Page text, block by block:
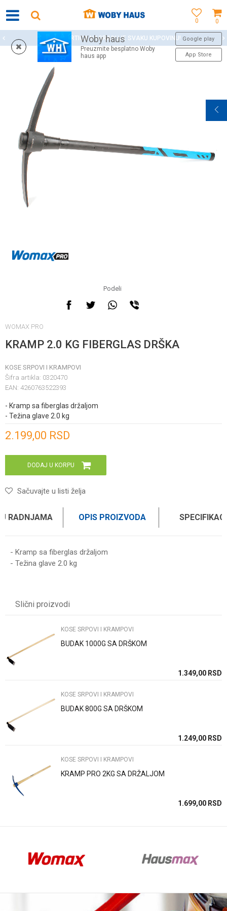
0
0
Woby haus
Preuzmite besplatno Woby
haus app
Google play
App Store
WOBY KARTICA NAGRAĐUJE SVAKU KUPOVINU!
Podeli
WOMAX PRO
KRAMP 2.0 KG FIBERGLAS DRŠKA
KOSE SRPOVI I KRAMPOVI
Šifra artikla: 0320470
EAN: 4260763522393
- Kramp sa fiberglas držaljom
- Težina glave 2.0 kg
2.199,00 RSD
DODAJ U KORPU
Sačuvajte u listi želja
RADNJAMA OPIS PROIZVODA
- Kramp sa fiberglas držaljom
- Težina glave 2.0 kg
Poruka
Anti-spam zaštita - izračunajte koliko je 4 + 1 :
POŠALJI
Slični proizvodi
KOSE SRPOVI I KRAMPOVI
BUDAK 1000G SA DRŠKOM
1.349,00 RSD
KOSE SRPOVI I KRAMPOVI
BUDAK 800G SA DRŠKOM
1.249,00 RSD
KOSE SRPOVI I KRAMPOVI
KRAMP PRO 2KG SA DRŽALJOM
1.699,00 RSD